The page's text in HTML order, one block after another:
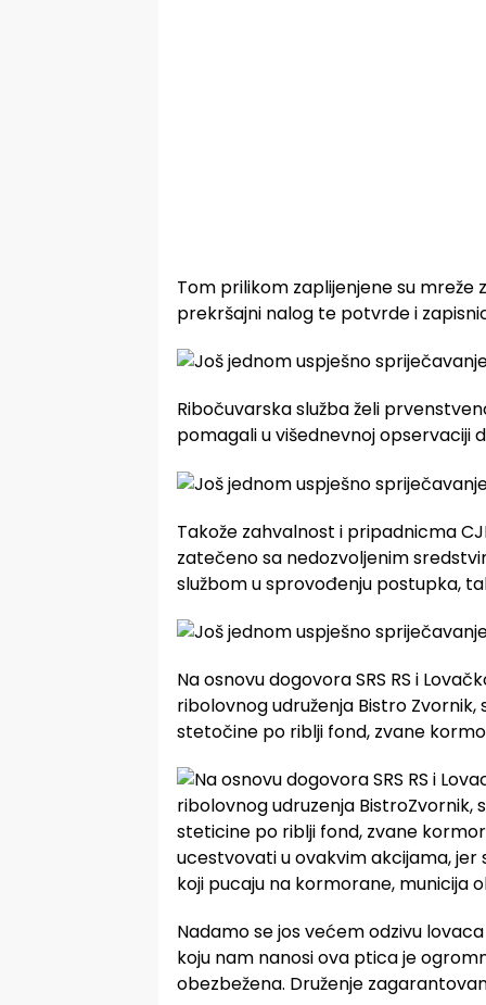
Tom prilikom zaplijenjene su mreže
prekršajni nalog te potvrde i
Ribočuvarska služba želi
pomagali u višednevnoj opservaciji
Takože zahvalnost i pripadnicma
zatečeno sa nedozvoljenim
službom u sprovođenju postupka,
Na osnovu dogovora SRS RS i
ribolovnog udruženja Bistro
stetočine po riblji fond, zvane
Nadamo se jos većem odzivu
koju nam nanosi ova ptica je
obezbežena. Druženje